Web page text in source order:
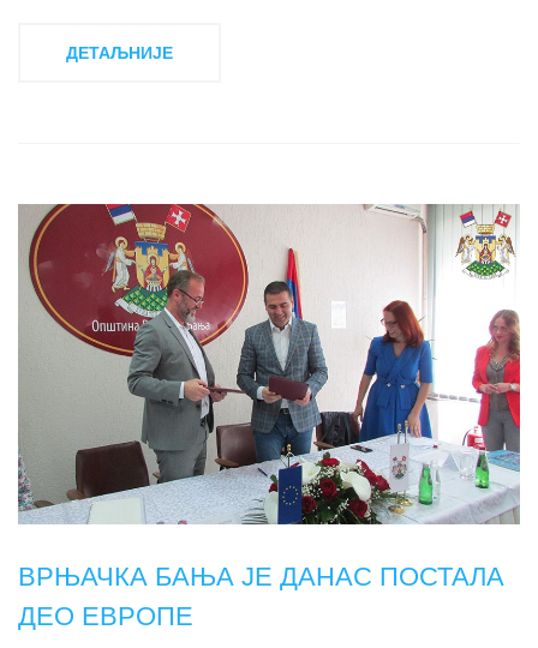
ДЕТАЉНИЈЕ
ВРЊАЧКА БАЊА ЈЕ ДАНАС ПОСТАЛА
ДЕО ЕВРОПЕ